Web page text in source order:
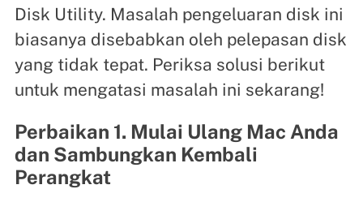
Disk Utility. Masalah pengeluaran disk ini
biasanya disebabkan oleh pelepasan disk
yang tidak tepat. Periksa solusi berikut
untuk mengatasi masalah ini sekarang!
Perbaikan 1. Mulai Ulang Mac Anda
dan Sambungkan Kembali
Perangkat